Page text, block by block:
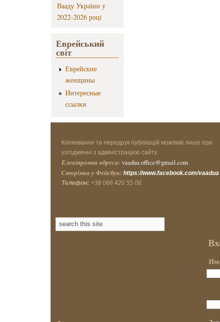
Вааду України у
2022-2026 році
Еврейський
світ
Еврейские
женщины
Интересные
ссылки
Копіювання та передрук публікацій можливі лише при
узгодженні з адміністрацією сайту.
Електронна адреса: vaadua.office@gmail.com
Сторінка у Фейсбук: https://www.facebook.com/vaadua
Телефон: +38 066 420 55 06.